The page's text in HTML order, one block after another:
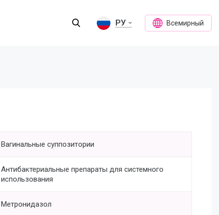
РУ Всемирный
Вагинальные суппозитории
Антибактериальные препараты для системного
использования
Метронидазол